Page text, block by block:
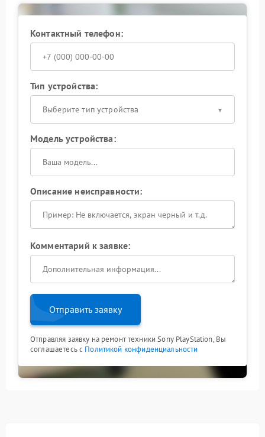
Контактный телефон:
Тип устройства:
Выберите тип устройства
Модель устройства:
Описание неисправности:
Комментарий к заявке:
Отправить заявку
Отправляя заявку на ремонт техники Sony PlayStation, Вы
соглашаетесь с Политикой конфиденциальности